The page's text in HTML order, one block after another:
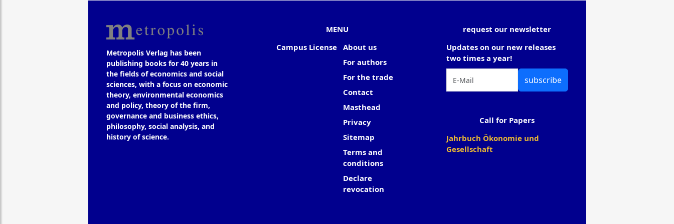
Metropolis Verlag has been
publishing books for 40 years in
the fields of economics and social
sciences, with a focus on economic
theory, environmental economics
and policy, theory of the firm,
governance and business ethics,
philosophy, social analysis, and
history of science.
MENU
Campus License
About us
For authors
For the trade
Contact
Masthead
Privacy
Sitemap
Terms and
conditions
Declare
revocation
request our newsletter
Updates on our new releases
two times a year!
subscribe
Call for Papers
Jahrbuch Ökonomie und
Gesellschaft